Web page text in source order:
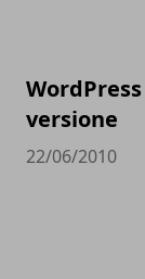
versione
22/06/2010